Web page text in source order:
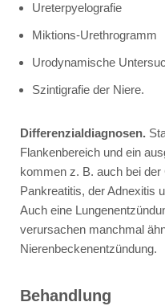
Ureterpyelografie
Miktions-Urethrogramm
Urodynamische
Szintigrafie der Niere.
Differenzialdiagnosen.
Flankenbereich und ein
kommen z. B. auch bei
Pankreatitis, der Adnexitis
Auch eine
verursachen manchmal
Nierenbeckenentzündung.
Behandlung